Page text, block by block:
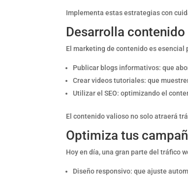
Implementa estas estrategias con
Desarrolla
El marketing de contenido es
Publicar blogs informativos: que
Crear videos tutoriales: que
Utilizar el SEO: optimizando el
El contenido valioso no solo atraerá
Optimiza tus
Hoy en día, una gran parte del tráfico
Diseño responsivo: que ajuste